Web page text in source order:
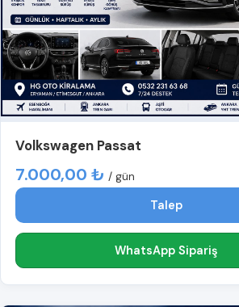
Volkswagen Passat
7.000,00 ₺ / gün
Talep
WhatsApp Sipariş